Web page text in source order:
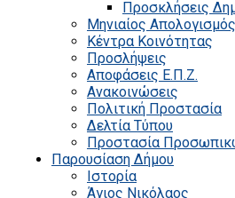
Προσκλήσεις
Μηνιαίος Απολογισμός
Κέντρα Κοινότητας
Προσλήψεις
Αποφάσεις Ε.Π.Ζ.
Ανακοινώσεις
Πολιτική Προστασία
Δελτία Τύπου
Προστασία
Παρουσίαση Δήμου
Ιστορία
Άγιος Νικόλαος